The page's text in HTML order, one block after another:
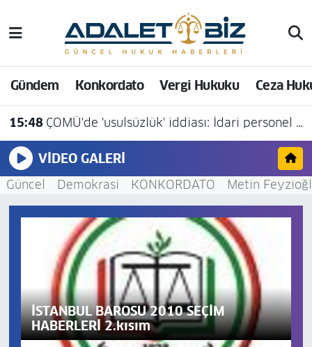
Gündem Konkordato Vergi Hukuku Ceza
15:48 ÇOMÜ'de 'usulsüzlük' iddiası: İdari personel açığa alındı
VIDEO GALERI
Güncel Demokrasi KONKORDATO Metin
İSTANBUL BAROSU 2010 SEÇİM
HABERLERİ 2.kısım
Hava Durumu
Trafik Durumu
Süper Lig Puan Durumu ve Fikstür
Tüm Manşetler
Haber Arşivi